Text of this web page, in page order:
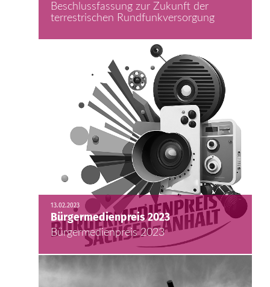
Beschlussfassung zur Zukunft der
terrestrischen Rundfunkversorgung
13.02.2023
Bürgermedienpreis 2023
Bürgermedienpreis 2023